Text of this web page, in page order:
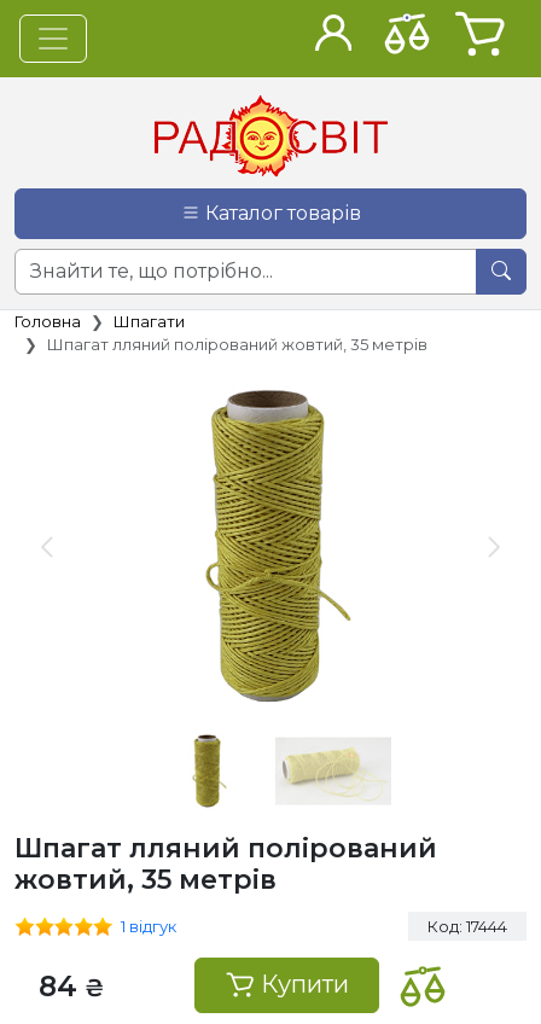
Каталог товарів
Головна
Шпагати
Шпагат лляний полірований жовтий, 35 метрів
Шпагат лляний полірований
жовтий, 35 метрів
1 відгук Код: 17444
84 ₴ Купити